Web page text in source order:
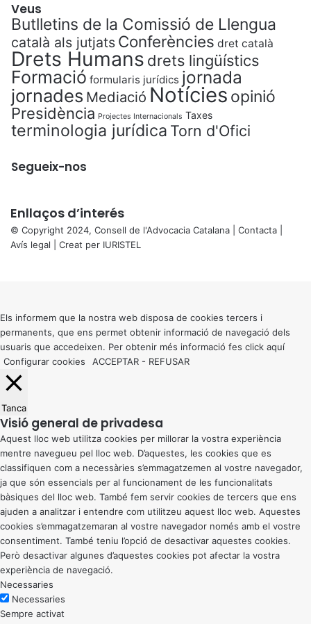
Veus
Butlletins de la Comissió de Llengua
català als jutjats Conferències dret català
Drets Humans drets lingüístics
Formació formularis jurídics jornada
jornades Mediació Notícies opinió
Presidència Projectes Internacionals Taxes
terminologia jurídica Torn d'Ofici
Segueix-nos
Enllaços d’interés
© Copyright 2024, Consell de l'Advocacia Catalana | Contacta
Avís legal | Creat per IURISTEL
button
Els informem que la nostra web disposa de cookies tercers i
permanents, que ens permet obtenir informació de navegació dels
usuaris que accedeixen. Per obtenir més informació fes click aquí
Configurar cookies
ACCEPTAR - REFUSAR
Tanca
Visió general de privadesa
Aquest lloc web utilitza cookies per millorar la vostra experiència
mentre navegueu pel lloc web. D’aquestes, les cookies que es
classifiquen com a necessàries s’emmagatzemen al vostre navegador,
ja que són essencials per al funcionament de les funcionalitats
bàsiques del lloc web. També fem servir cookies de tercers que ens
ajuden a analitzar i entendre com utilitzeu aquest lloc web. Aquestes
cookies s’emmagatzemaran al vostre navegador només amb el vostre
consentiment. També teniu l’opció de desactivar aquestes cookies.
Però desactivar algunes d’aquestes cookies pot afectar la vostra
experiència de navegació.
Necessaries
Necessaries
Sempre activat